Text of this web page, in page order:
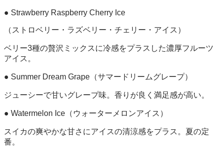
● Strawberry Raspberry Cherry Ice
（ストロベリー・ラズベリー・チェリー・アイス）
ベリー3種の贅沢ミックスに冷感をプラスした濃厚フルーツ
アイス。
● Summer Dream Grape（サマードリームグレープ）
ジューシーで甘いグレープ味。香りが良く満足感が高い。
● Watermelon Ice（ウォーターメロンアイス）
スイカの爽やかな甘さにアイスの清涼感をプラス。夏の定
番。